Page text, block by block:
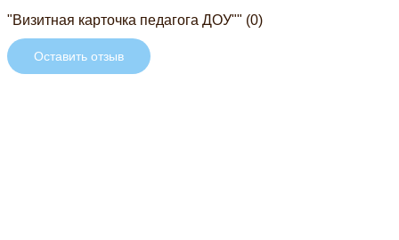
"Визитная карточка педагога ДОУ"" (0)
Оставить отзыв